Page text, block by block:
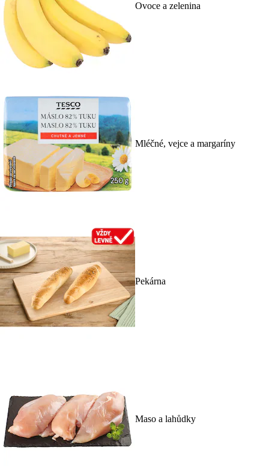
Ovoce a zelenina
Mléčné, vejce a margaríny
Pekárna
Maso a lahůdky